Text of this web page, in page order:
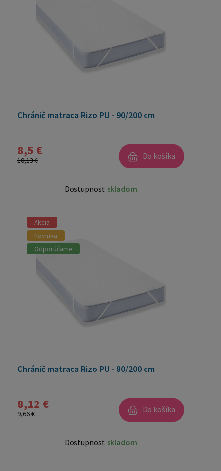
Chránič matraca Rizo PU - 90/200 cm
8,5 €
10,13 € Do košíka
Dostupnosť: skladom
Akcia
Novinka
Odporúčame
Chránič matraca Rizo PU - 80/200 cm
8,12 €
9,66 € Do košíka
Dostupnosť: skladom